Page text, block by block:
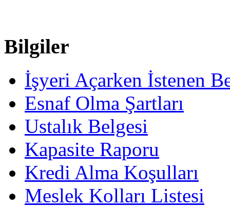
Bilgiler
İşyeri Açarken İstenen
Esnaf Olma Şartları
Ustalık Belgesi
Kapasite Raporu
Kredi Alma Koşulları
Meslek Kolları Listesi